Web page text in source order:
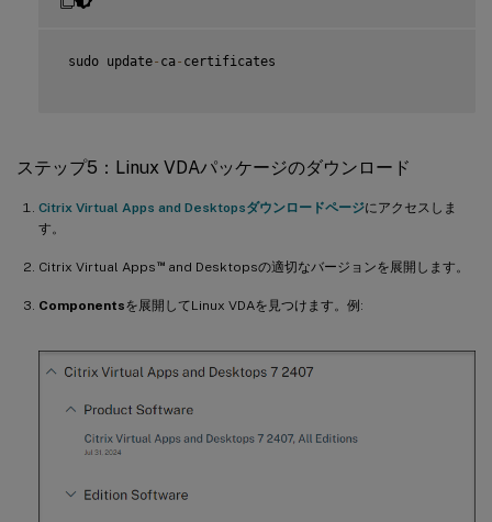
sudo update- ca- certificates
ステップ5：Linux VDAパッケージのダウンロード
Citrix Virtual Apps and Desktopsダウンロードページにアクセスしま
す。
Citrix Virtual Apps ™and Desktopsの適切なバージョンを展開します。
Componentsを展開してLinux VDAを見つけます。例: